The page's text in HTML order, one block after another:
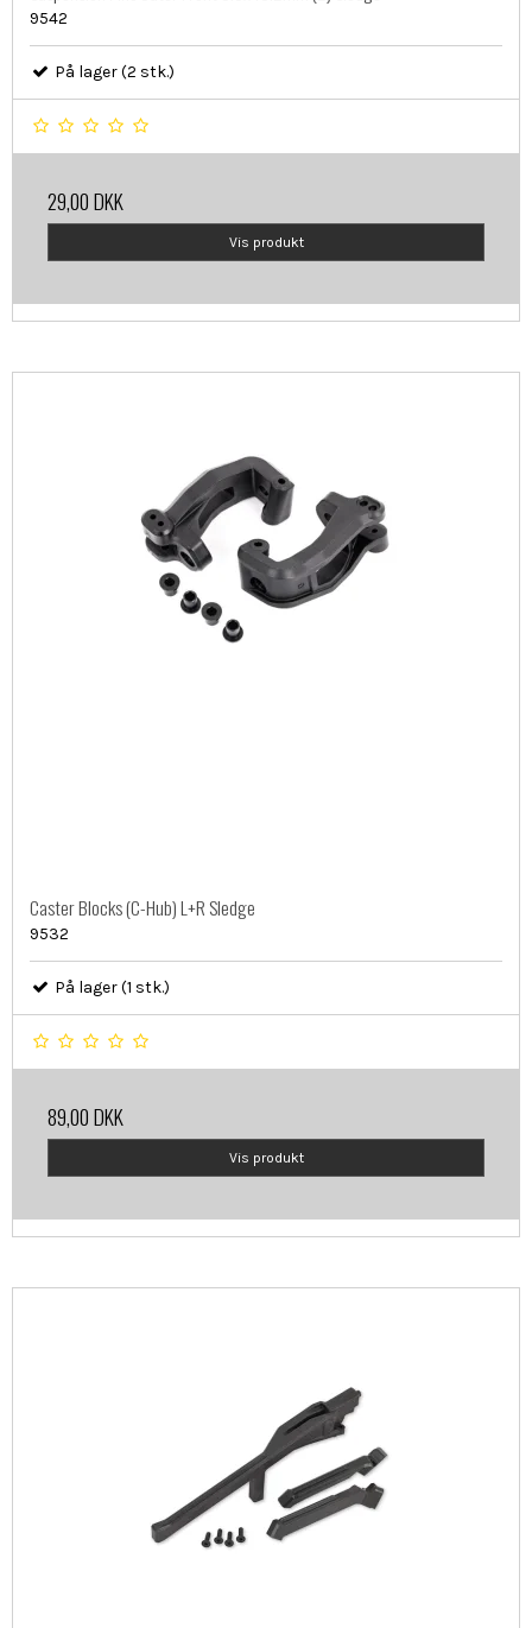
9542
På lager (2 stk.)
29,00 DKK
Vis produkt
Caster Blocks (C-Hub) L+R Sledge
9532
På lager (1 stk.)
89,00 DKK
Vis produkt